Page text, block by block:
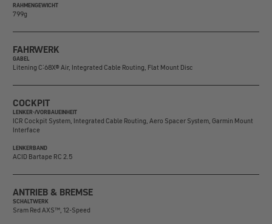
RAHMENGEWICHT
799g
FAHRWERK
GABEL
Litening C:68X® Air, Integrated Cable Routing, Flat Mount Disc
COCKPIT
LENKER-/VORBAUEINHEIT
ICR Cockpit System, Integrated Cable Routing, Aero Spacer System, Garmin Mount
Interface
LENKERBAND
ACID Bartape RC 2.5
ANTRIEB & BREMSE
SCHALTWERK
Sram Red AXS™, 12-Speed